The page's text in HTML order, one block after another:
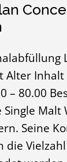
Alter Inhalt
– 80.00
Single Malt
Seine